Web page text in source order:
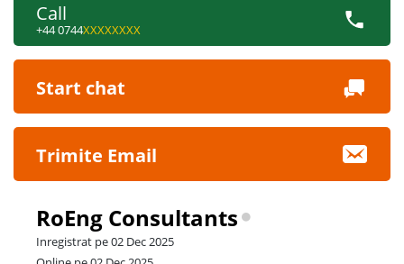
Call
+44 0744XXXXXXXX
Start chat
Trimite Email
RoEng Consultants
Inregistrat pe 02 Dec 2025